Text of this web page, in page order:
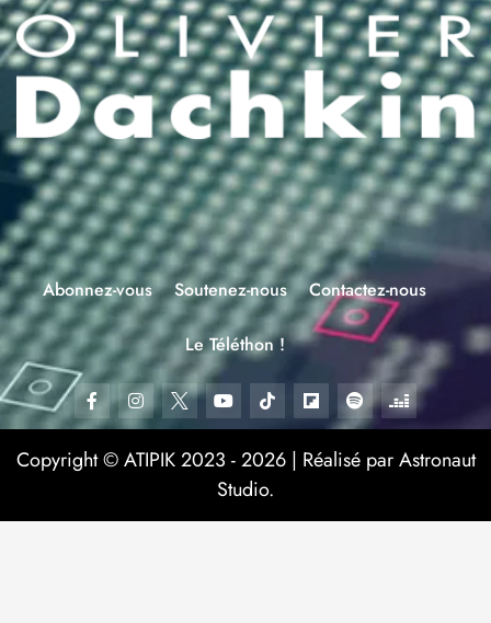
Abonnez-vous Soutenez-nous Contactez-nous
Le Téléthon !
Copyright © ATIPIK 2023 - 2026 | Réalisé par Astronaut
Studio.